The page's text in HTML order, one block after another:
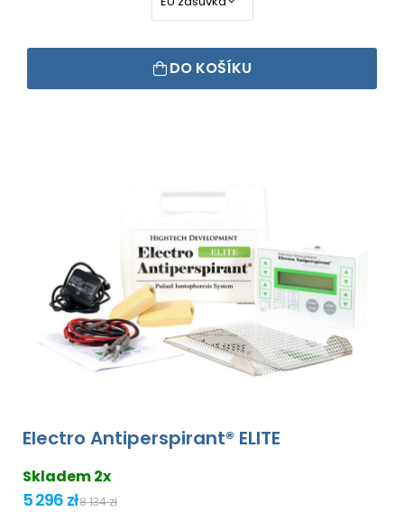
DO KOŠÍKU
Electro Antiperspirant® ELITE
Skladem 2x
5 296 zł8 134 zł